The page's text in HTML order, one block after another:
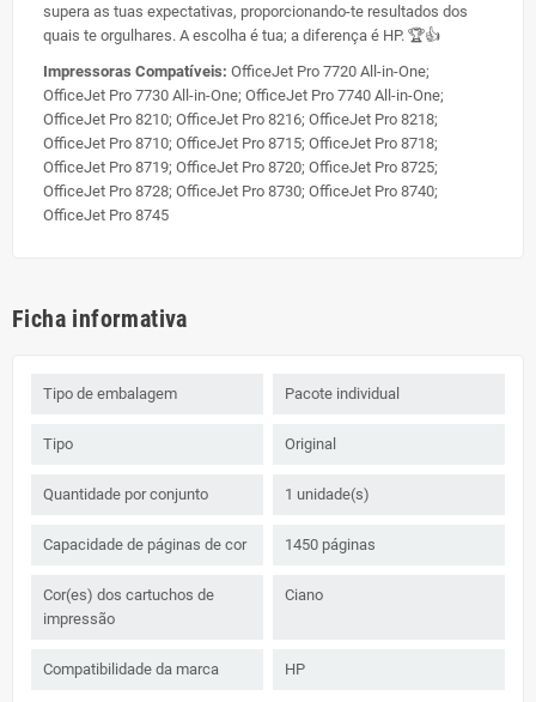
supera as tuas expectativas, proporcionando-te resultados dos
quais te orgulhares. A escolha é tua; a diferença é HP. 🏆👍
Impressoras Compatíveis: OfficeJet Pro 7720 All-in-One;
OfficeJet Pro 7730 All-in-One; OfficeJet Pro 7740 All-in-One;
OfficeJet Pro 8210; OfficeJet Pro 8216; OfficeJet Pro 8218;
OfficeJet Pro 8710; OfficeJet Pro 8715; OfficeJet Pro 8718;
OfficeJet Pro 8719; OfficeJet Pro 8720; OfficeJet Pro 8725;
OfficeJet Pro 8728; OfficeJet Pro 8730; OfficeJet Pro 8740;
OfficeJet Pro 8745
Ficha informativa
Tipo de embalagem Pacote individual
Tipo Original
Quantidade por conjunto 1 unidade(s)
Capacidade de páginas de cor 1450 páginas
Cor(es) dos cartuchos de
impressão
Ciano
Compatibilidade da marca HP